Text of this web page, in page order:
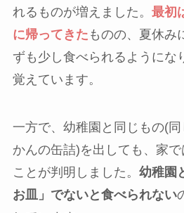
れるものが増えました。 最初
に帰ってきた ものの、夏休み
ずも少し食べられるようにな
覚えています。
一方で、幼稚園と同じもの(
かんの缶詰)を出しても、家
ことが判明しました。 幼稚園
お皿」でないと食べられない